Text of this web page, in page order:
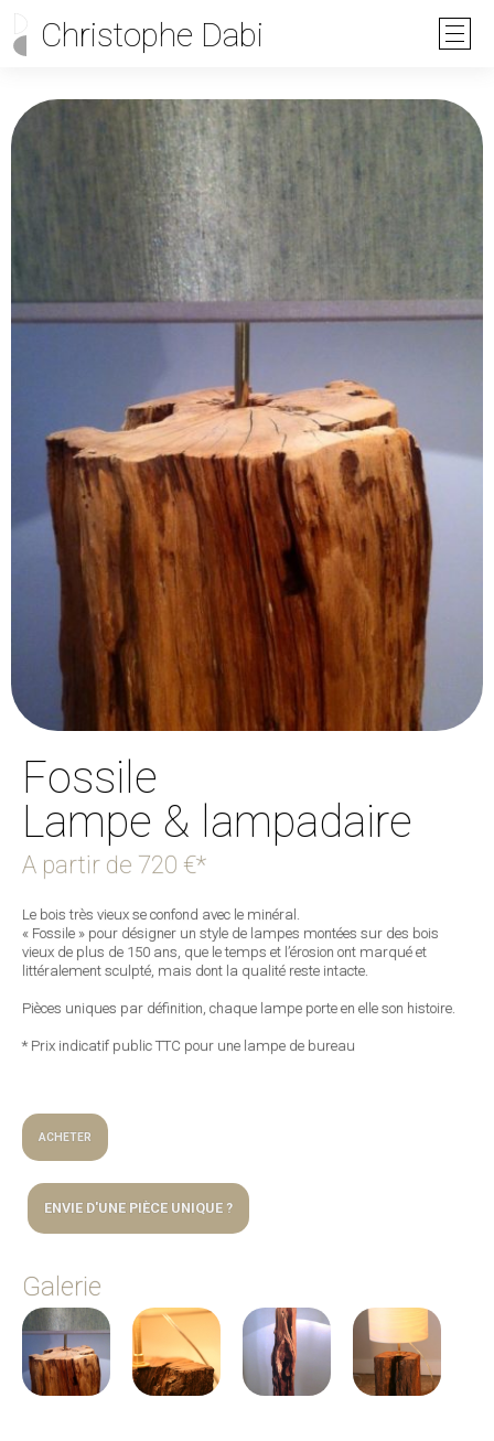
Christophe Dabi
Fossile
Lampe & lampadaire
A partir de 720 €*
Le bois très vieux se confond avec le minéral.
« Fossile » pour désigner un style de lampes montées sur des bois
vieux de plus de 150 ans, que le temps et l’érosion ont marqué et
littéralement sculpté, mais dont la qualité reste intacte.
Pièces uniques par définition, chaque lampe porte en elle son histoire.
* Prix indicatif public TTC pour une lampe de bureau
ACHETER
ENVIE D'UNE PIÈCE UNIQUE ?
Votre adresse de messagerie*
Galerie